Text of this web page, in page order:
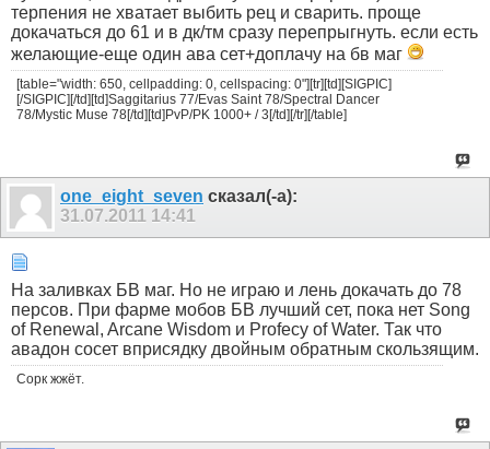
терпения не хватает выбить рец и сварить. проще
докачаться до 61 и в дк/тм сразу перепрыгнуть. если есть
желающие-еще один ава сет+доплачу на бв маг
[table="width: 650, cellpadding: 0, cellspacing: 0"][tr][td][SIGPIC]
[/SIGPIC][/td][td]Saggitarius 77/Evas Saint 78/Spectral Dancer
78/Mystic Muse 78[/td][td]PvP/PK 1000+ / 3[/td][/tr][/table]
one_eight_seven сказал(-а):
31.07.2011 14:41
На заливках БВ маг. Но не играю и лень докачать до 78
персов. При фарме мобов БВ лучший сет, пока нет Song
of Renewal, Arcane Wisdom и Profecy of Water. Так что
авадон сосет вприсядку двойным обратным скользящим.
Сорк жжёт.